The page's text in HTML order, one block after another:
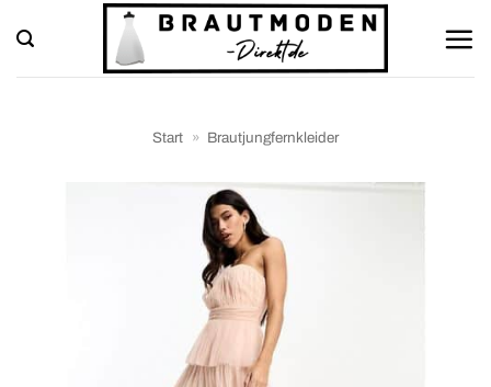
Inhalt
springen
Start » Brautjungfernkleider